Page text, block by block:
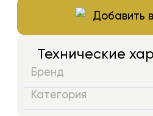
Добавить
Технические
Бренд
Категория